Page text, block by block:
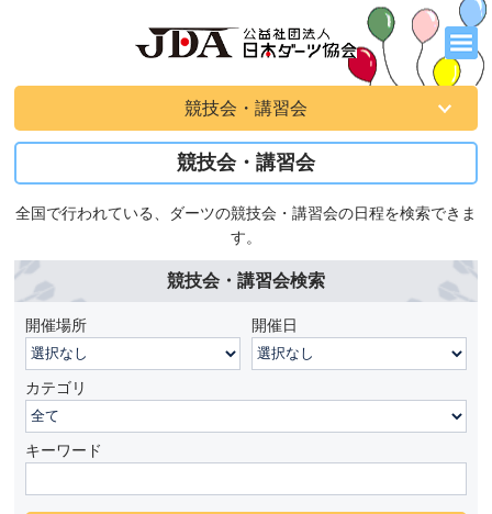
競技会・講習会
競技会・講習会
全国で行われている、ダーツの競技会・講習会の日程を検索できま
す。
競技会・講習会検索
開催場所 開催日
カテゴリ
キーワード